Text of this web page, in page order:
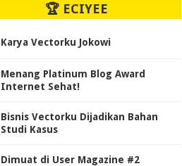
🏆 ECIYEE
Karya Vectorku Jokowi
Menang Platinum Blog Award
Internet Sehat!
Bisnis Vectorku Dijadikan Bahan
Studi Kasus
Dimuat di User Magazine #2